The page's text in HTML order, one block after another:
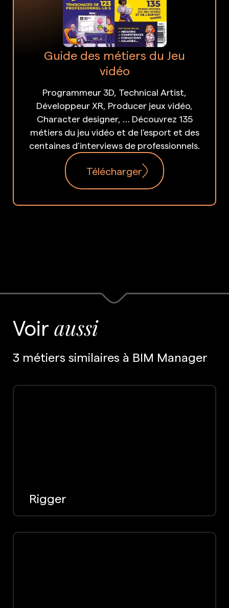
Guide des métiers du Jeu
vidéo
Programmeur 3D, Technical Artist,
Développeur XR, Producer jeux vidéo,
Character designer, … Découvrez 135
métiers du jeu vidéo et de l’esport et des
centaines d’interviews de professionnels.
Télécharger
Voir aussi
3 métiers similaires à BIM Manager
Rigger